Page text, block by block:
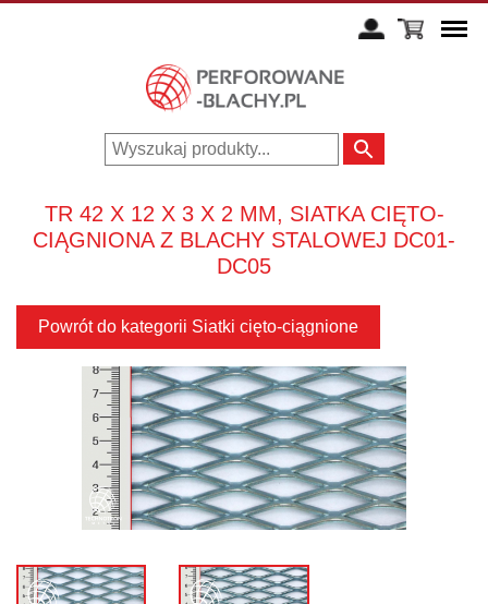
TR 42 X 12 X 3 X 2 MM, SIATKA CIĘTO-
CIĄGNIONA Z BLACHY STALOWEJ DC01-
DC05
Powrót do kategorii Siatki cięto-ciągnione